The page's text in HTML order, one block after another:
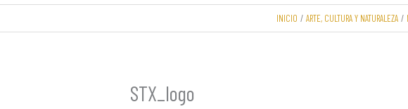
Diseño y
INICIO ARTE, CULTURA Y NATURALEZA
STX_logo